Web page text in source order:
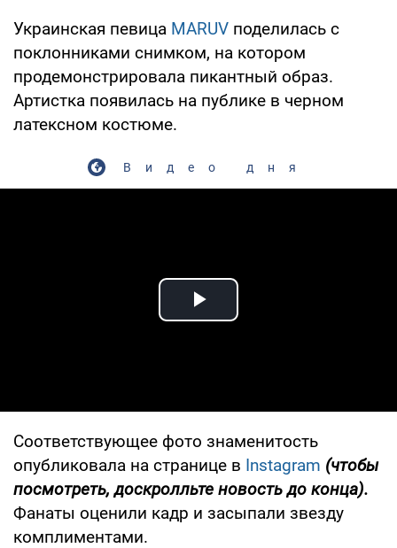
Украинская певица MARUV поделилась с
поклонниками снимком, на котором
продемонстрировала пикантный образ.
Артистка появилась на публике в черном
латексном костюме.
Видео дня
Play Video
Соответствующее фото знаменитость
опубликовала на странице в Instagram (чтобы
посмотреть, доскролльте новость до конца).
Фанаты оценили кадр и засыпали звезду
комплиментами.